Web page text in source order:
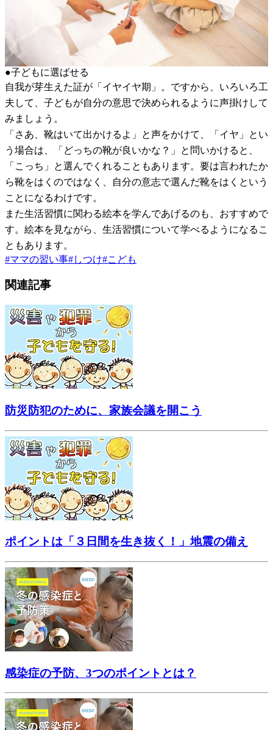
●子どもに選ばせる
自我が芽生えた証が「イヤイヤ期」。ですから、いろいろ工
夫して、子どもが自分の意思で決められるように声掛けして
みましょう。
「さあ、靴はいて出かけるよ」と声をかけて、「イヤ」とい
う場合は、「どっちの靴が良いかな？」と問いかけると、
「こっち」と選んでくれることもあります。要は言われたか
ら靴をはくのではなく、自分の意志で選んだ靴をはくという
ことになるわけです。
また生活習慣に関わる絵本を学んであげるのも、おすすめで
す。絵本を見ながら、生活習慣について学べるようになるこ
ともあります。
#ママの習い事#しつけ#こども
関連記事
防災防犯のために、家族会議を開こう
ポイントは「３日間を生き抜く！」地震の備え
感染症の予防、3つのポイントとは？